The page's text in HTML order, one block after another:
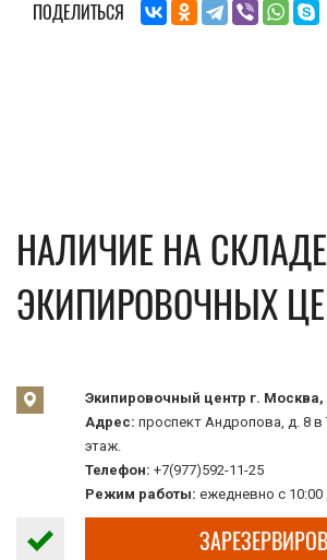
ПОДЕЛИТЬСЯ
НАЛИЧИЕ НА
ЭКИПИРОВОЧНЫХ
Экипировочный центр г. Москва,
Адрес: проспект Андропова, д. 8 в
этаж.
Телефон: +7(977)592-11-25
Режим работы: ежедневно с 10:00